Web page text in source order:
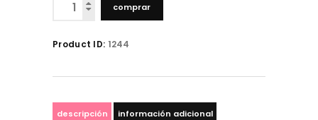
aro
-
cantidad
comprar
Product ID: 1244
descripción información adicional